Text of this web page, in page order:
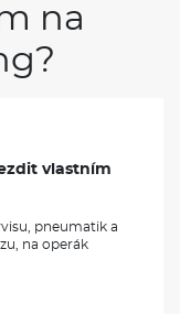
na
vlastním
pneumatik a
na operák